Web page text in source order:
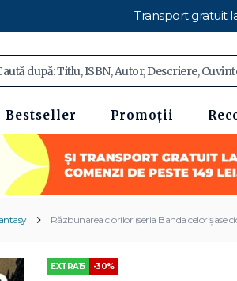
Transport gratuit
Bestseller Promoții
Răzbunarea ciorilor (seria Banda celor șase
EXTRA15 -30%